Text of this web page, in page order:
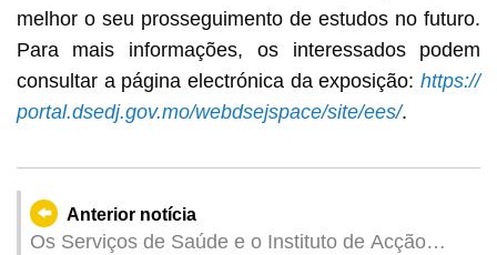
melhor o seu prosseguimento de estudos no futuro.
Para mais informações, os interessados podem
consultar a página electrónica da exposição:https://
portal.dsedj.gov.mo/webdsejspace/site/ees/.
Anterior notícia
Os Serviços de Saúde e o Instituto de Acção